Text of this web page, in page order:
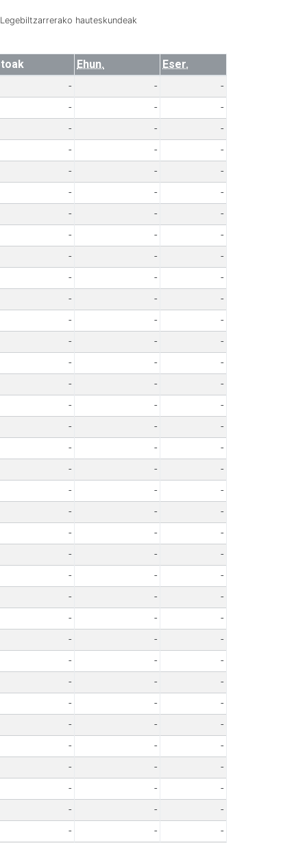
hauteskundeak
Ehun.
Eser.
- -
-
- -
-
- -
-
- -
-
- -
-
- -
-
- -
-
- -
-
- -
-
- -
-
- -
-
- -
-
- -
-
- -
-
- -
-
- -
-
- -
-
- -
-
- -
-
- -
-
- -
-
- -
-
- -
-
- -
-
- -
-
- -
-
- -
-
- -
-
- -
-
- -
-
- -
-
- -
-
- -
-
- -
-
- -
-
- -
-